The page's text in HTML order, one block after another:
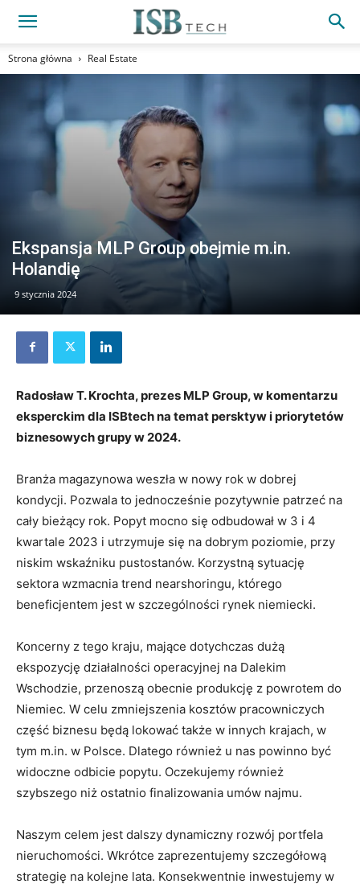
Strona główna Real Estate
Ekspansja MLP Group obejmie m.in.
Holandię
9 stycznia 2024
Radosław T. Krochta, prezes MLP Group, w komentarzu
eksperckim dla ISBtech na temat persktyw i priorytetów
biznesowych grupy w 2024.
Branża magazynowa weszła w nowy rok w dobrej
kondycji. Pozwala to jednocześnie pozytywnie patrzeć na
cały bieżący rok. Popyt mocno się odbudował w 3 i 4
kwartale 2023 i utrzymuje się na dobrym poziomie, przy
niskim wskaźniku pustostanów. Korzystną sytuację
sektora wzmacnia trend nearshoringu, którego
beneficjentem jest w szczególności rynek niemiecki.
Koncerny z tego kraju, mające dotychczas dużą
ekspozycję działalności operacyjnej na Dalekim
Wschodzie, przenoszą obecnie produkcję z powrotem do
Niemiec. W celu zmniejszenia kosztów pracowniczych
część biznesu będą lokować także w innych krajach, w
tym m.in. w Polsce. Dlatego również u nas powinno być
widoczne odbicie popytu. Oczekujemy również
szybszego niż ostatnio finalizowania umów najmu.
Naszym celem jest dalszy dynamiczny rozwój portfela
nieruchomości. Wkrótce zaprezentujemy szczegółową
strategię na kolejne lata. Konsekwentnie inwestujemy w